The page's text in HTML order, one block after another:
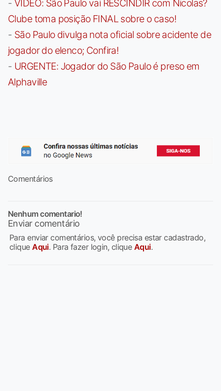
- VÍDEO: São Paulo vai RESCINDIR com Nicolas?
Clube toma posição FINAL sobre o caso!
- São Paulo divulga nota oficial sobre acidente de
jogador do elenco; Confira!
- URGENTE: Jogador do São Paulo é preso em
Alphaville
Comentários
Nenhum comentario!
Enviar comentário
Para enviar comentários, você precisa estar cadastrado,
cliqueAqui. Para fazer login, clique Aqui.